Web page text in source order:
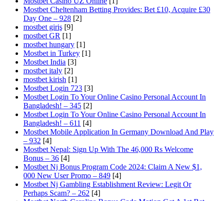
Mostbet Cheltenham Betting Provides: Bet £10, Acquire £30
Day One – 928 [2]
mostbet giriş [9]
mostbet GR [1]
mostbet hungary [1]
Mostbet in Turkey [1]
Mostbet India [3]
mostbet italy [2]
mostbet kirish [1]
Mostbet Login 723 [3]
Mostbet Login To Your Online Casino Personal Account In
Bangladesh! – 345 [2]
Mostbet Login To Your Online Casino Personal Account In
Bangladesh! – 611 [4]
Mostbet Mobile Application In Germany Download And Play
– 932 [4]
Mostbet Nepal: Sign Up With The 46,000 Rs Welcome
Bonus – 36 [4]
Mostbet Nj Bonus Program Code 2024: Claim A New $1,
000 New User Promo – 849 [4]
Mostbet Nj Gambling Establishment Review: Legit Or
Perhaps Scam? – 262 [4]